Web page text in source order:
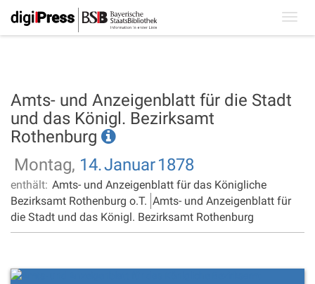
Amts- und Anzeigenblatt für die Stadt
und das Königl. Bezirksamt
Rothenburg
Montag, 14.Januar1878
enthält: Amts- und Anzeigenblatt für das Königliche
Bezirksamt Rothenburg o.T. Amts- und Anzeigenblatt für
die Stadt und das Königl. Bezirksamt Rothenburg